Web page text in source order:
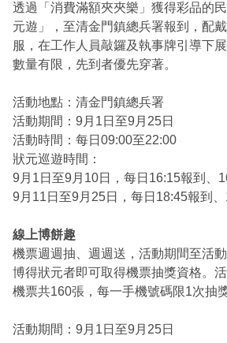
透過「消費滿額夾夾樂」獲得彩品的
元遊」，至清金門鎮總兵署報到，配
服，在工作人員敲鑼及執事牌引導下
數量有限，先到者優先穿著。
活動地點：清金門鎮總兵署
活動期間：9月1日至9月25日
活動時間：每日09:00至22:00
狀元巡遊時間：
9月1日至9月10日，每日16:15報到、
9月11日至9月25日，每日18:45報到
線上博餅趣
機票週週抽、週週送，活動期間至活
博得狀元者即可取得機票抽獎資格。
機票共160張，每一手機號碼限1次抽
活動期間：9月1日至9月25日